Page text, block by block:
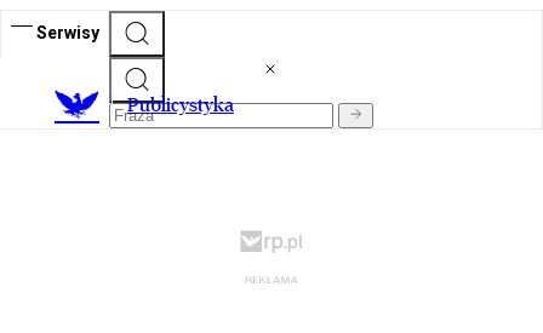
Serwisy
Publicystyka